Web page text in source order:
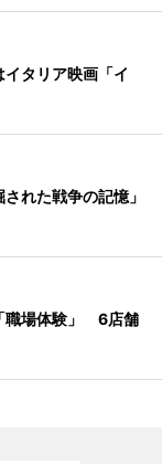
タリア映画「イ
れた戦争の記憶」
職場体験」 6店舗